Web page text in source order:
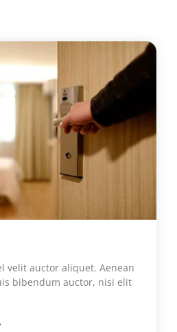
velit auctor aliquet. Aenean
bibendum auctor, nisi elit